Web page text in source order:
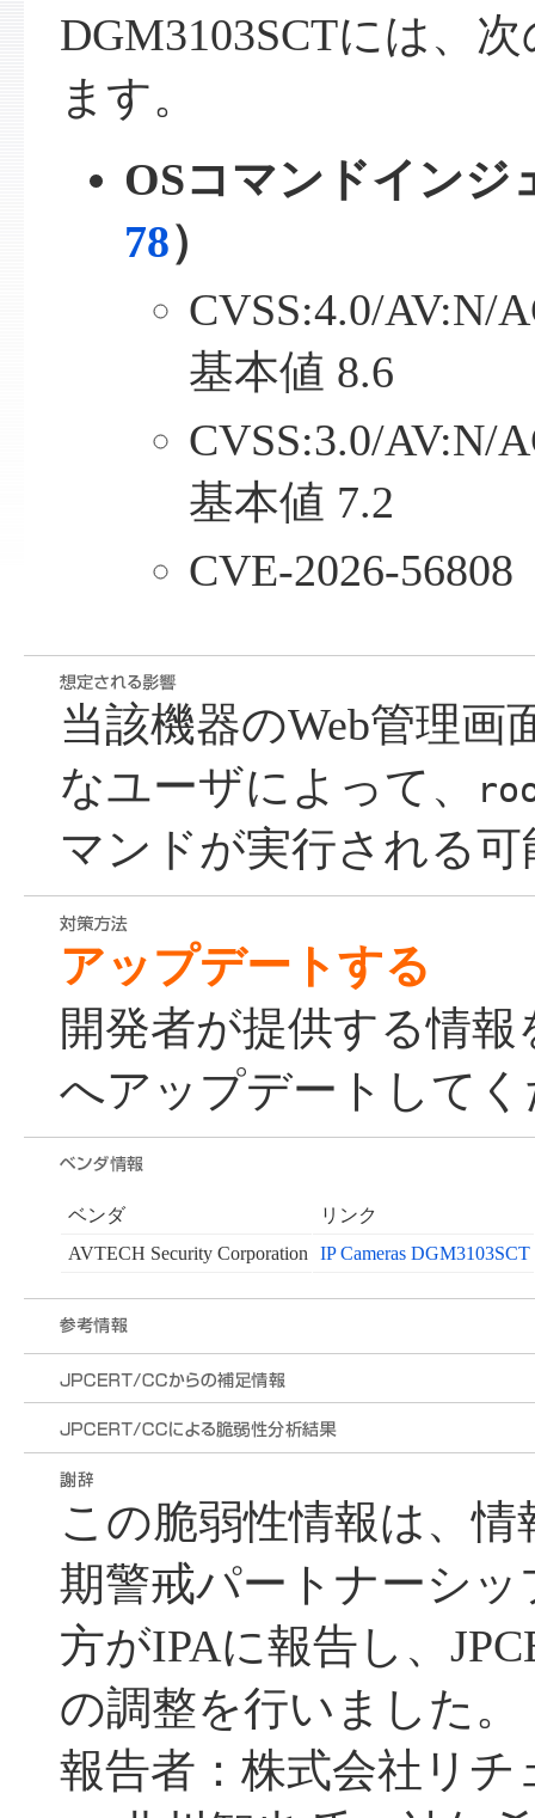
DGM3103SCTには、
ます。
OSコマンドインジ
78）
CVSS:4.0/AV:N/
基本値 8.6
CVSS:3.0/AV:N/
基本値 7.2
CVE-2026-56808
当該機器のWeb管理画
なユーザによって、
マンドが実行される
アップデートする
開発者が提供する情
へアップデートして
ベンダ
リンク
AVTECH Security Corporation
IP Cameras DGM3103SCT
この脆弱性情報は、
期警戒パートナーシ
方がIPAに報告し、
の調整を行いました。
報告者：株式会社リ